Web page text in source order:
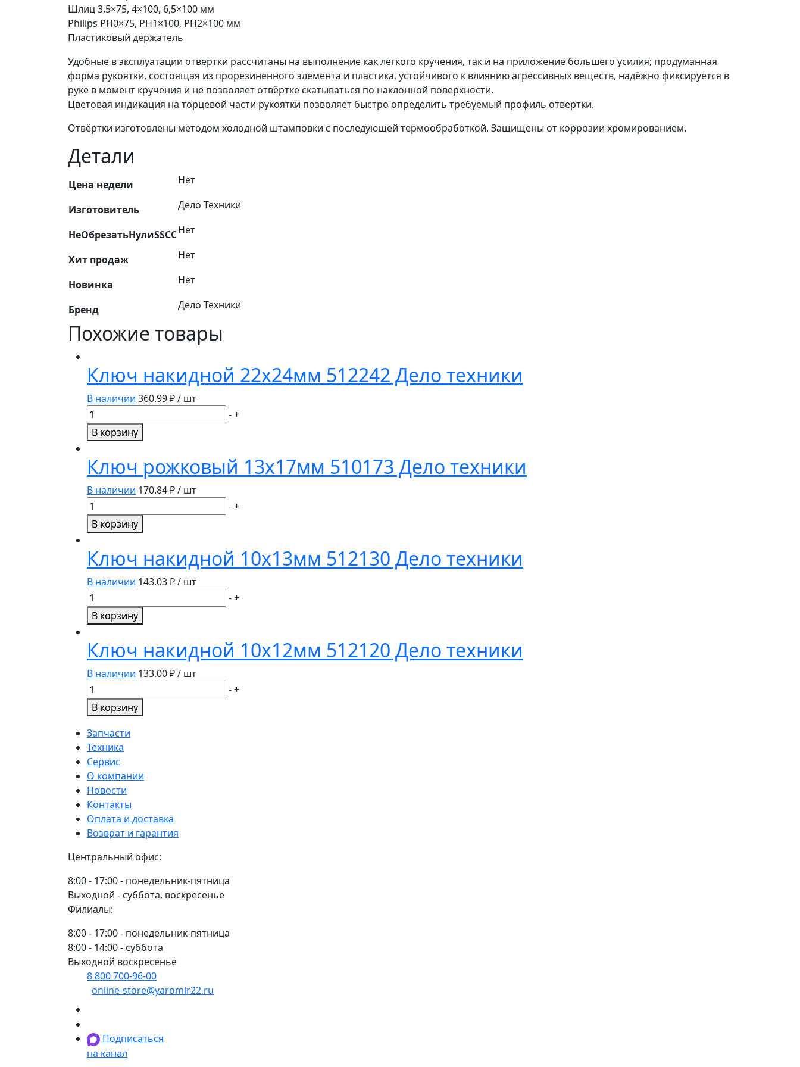
Шлиц 3,5×75, 4×100, 6,5×100 мм
Philips PH0×75, PH1×100, PH2×100 мм
Пластиковый держатель
Удобные в эксплуатации отвёртки рассчитаны на выполнение как лёгкого кручения, так и на приложение большего усилия; продуманная
форма рукоятки, состоящая из прорезиненного элемента и пластика, устойчивого к влиянию агрессивных веществ, надёжно фиксируется в
руке в момент кручения и не позволяет отвёртке скатываться по наклонной поверхности.
Цветовая индикация на торцевой части рукоятки позволяет быстро определить требуемый профиль отвёртки.
Отвёртки изготовлены методом холодной штамповки с последующей термообработкой. Защищены от коррозии хромированием.
Детали
Цена недели Нет
Изготовитель Дело Техники
НеОбрезатьНулиSSCCНет
Хит продаж Нет
Новинка Нет
Бренд Дело Техники
Похожие товары
Ключ накидной 22х24мм 512242 Дело техники
В наличии 360.99₽ / шт
Количество
товара
Ключ
22х24мм
512242
Дело
техники
-+
В корзину
Ключ рожковый 13х17мм 510173 Дело техники
В наличии 170.84₽ / шт
Количество
товара
Ключ
13х17мм
510173
Дело
техники
-+
В корзину
Ключ накидной 10х13мм 512130 Дело техники
В наличии 143.03₽ / шт
Количество
товара
Ключ
10х13мм
512130
Дело
техники
-+
В корзину
Ключ накидной 10х12мм 512120 Дело техники
В наличии 133.00₽ / шт
Количество
товара
Ключ
накидной
10х12мм
512120
Дело
техники
-+
В корзину
Запчасти
Техника
Сервис
О компании
Новости
Контакты
Оплата и доставка
Возврат и гарантия
Центральный офис:
8:00 - 17:00 - понедельник-пятница
Выходной - суббота, воскресенье
Филиалы:
8:00 - 17:00 - понедельник-пятница
8:00 - 14:00 - суббота
Выходной воскресенье
8 800 700-96-00
online-store@yaromir22.ru
Подписаться
на канал